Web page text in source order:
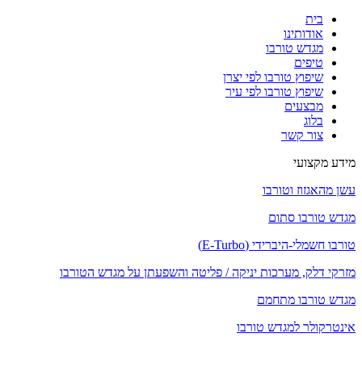
בית
אודותינו
מגדש טורבו
טיפים
שיפוץ טורבו לפי יצרן
שיפוץ טורבו לפי עיר
מבצעים
בלוג
צור קשר
מידע מקצועי
עשן מהאגזוז וטורבו
מגדש טורבו סתום
טורבו חשמלי-היברידי (E-Turbo)
מזרקי דלק, מערכות יניקה / פליטה והשפעתן על מגדש הטורבו
מגדש טורבו מתחמם
אינטרקולר למגדש טורבו